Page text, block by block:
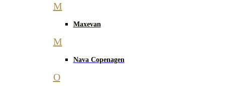
M
Maxevan
M
Nava Copenagen
O